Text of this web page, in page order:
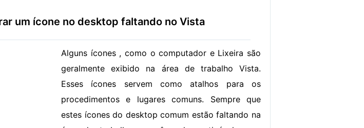
um ícone no desktop faltando no Vista
Alguns ícones , como o computador e Lixeira são
geralmente exibido na área de trabalho Vista.
Esses ícones servem como atalhos para os
procedimentos e lugares comuns. Sempre que
estes ícones do desktop comum estão faltando na